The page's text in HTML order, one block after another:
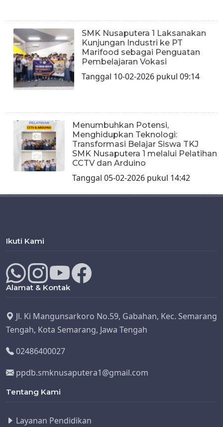
SMK Nusaputera 1 Laksanakan
Kunjungan Industri ke PT
Marifood sebagai Penguatan
Pembelajaran Vokasi
Tanggal 10-02-2026 pukul 09:14
Menumbuhkan Potensi,
Menghidupkan Teknologi:
Transformasi Belajar Siswa TKJ
SMK Nusaputera 1 melalui Pelatihan
CCTV dan Arduino
Tanggal 05-02-2026 pukul 14:42
Ikuti Kami
Alamat & Kontak
Jl. Ki Mangunsarkoro No.59, Gabahan, Kec. Semarang
Tengah, Kota Semarang, Jawa Tengah
02486400027
ppdb.smknusaputera1@gmail.com
Tentang Kami
Layanan Pendidikan